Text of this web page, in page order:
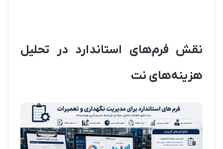
نقش فرم‌های استاندارد در تحلیل
هزینه‌های نت